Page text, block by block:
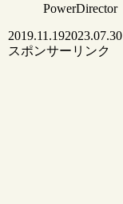
PowerDirector
2019.11.192023.07.30
スポンサーリンク